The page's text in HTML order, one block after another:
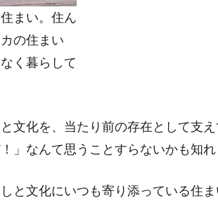
まい。住ん
の住まい
く暮らして
文化を、当たり前の存在として支
」なんて思うことすらないかも知れ
と文化にいつも寄り添っている住